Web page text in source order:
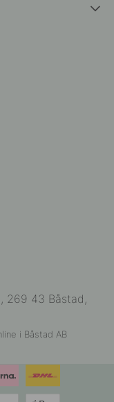
269 43 Båstad,
i Båstad AB